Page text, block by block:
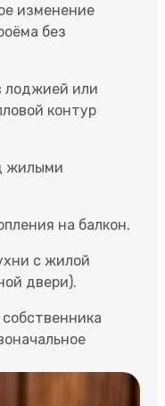
изменение
без
лоджией или
контур
жилыми
на балкон.
с жилой
двери).